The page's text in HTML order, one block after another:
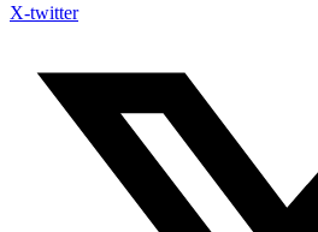
X-twitter